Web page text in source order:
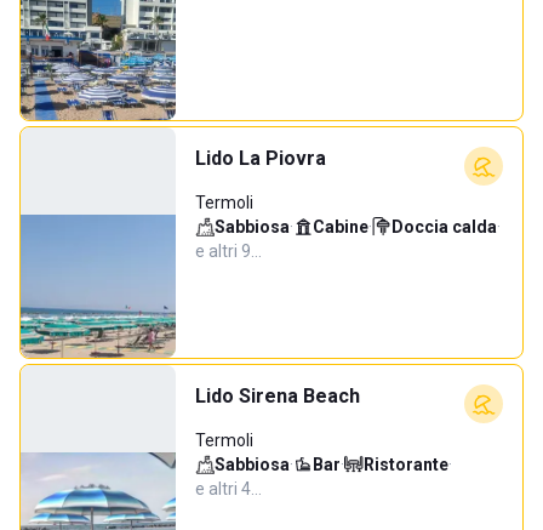
Lido La Piovra
Termoli
Sabbiosa· Cabine· Doccia calda·
e altri 9…
Lido Sirena Beach
Termoli
Sabbiosa· Bar· Ristorante·
e altri 4…